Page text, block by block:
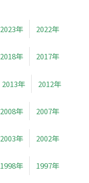
2023年 2022年
2018年 2017年
2013年 2012年
2008年 2007年
2003年 2002年
1998年 1997年